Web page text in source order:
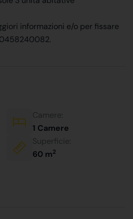
informazioni e/o per fissare
Camere:
1 Camere
Superficie:
60 m2